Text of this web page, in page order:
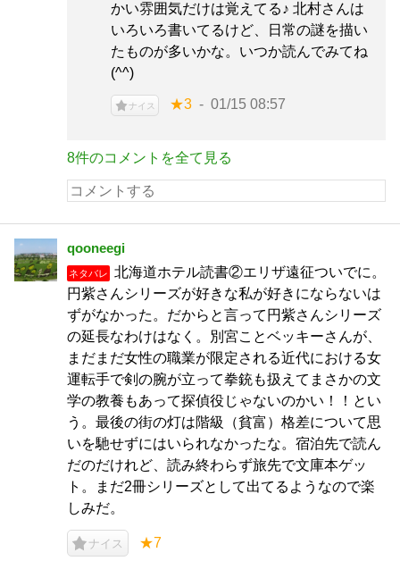
かい雰囲気だけは覚えてる♪ 北村さんは
いろいろ書いてるけど、日常の謎を描い
たものが多いかな。いつか読んでみてね
(^^)
ナイス ★3 01/15 08:57
8件のコメントを全て見る
qooneegi
ネタバレ
北海道ホテル読書②エリザ遠征ついでに。
円紫さんシリーズが好きな私が好きにならないは
ずがなかった。だからと言って円紫さんシリーズ
の延長なわけはなく。別宮ことベッキーさんが、
まだまだ女性の職業が限定される近代における女
運転手で剣の腕が立って拳銃も扱えてまさかの文
学の教養もあって探偵役じゃないのかい！！とい
う。最後の街の灯は階級（貧富）格差について思
いを馳せずにはいられなかったな。宿泊先で読ん
だのだけれど、読み終わらず旅先で文庫本ゲッ
ト。まだ2冊シリーズとして出てるようなので楽
しみだ。
ナイス ★7